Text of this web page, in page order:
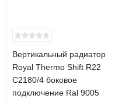
Вертикальный радиатор
Royal Thermo Shift R22
C2180/4 боковое
подключение Ral 9005